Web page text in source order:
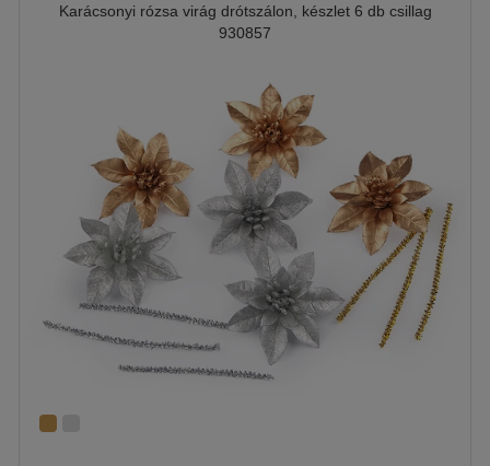
Karácsonyi rózsa virág drótszálon, készlet 6 db csillag
930857